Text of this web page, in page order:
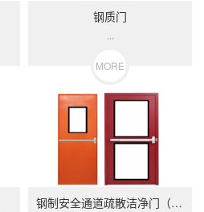
钢质门
...
MORE
钢制安全通道疏散洁净门（平推）